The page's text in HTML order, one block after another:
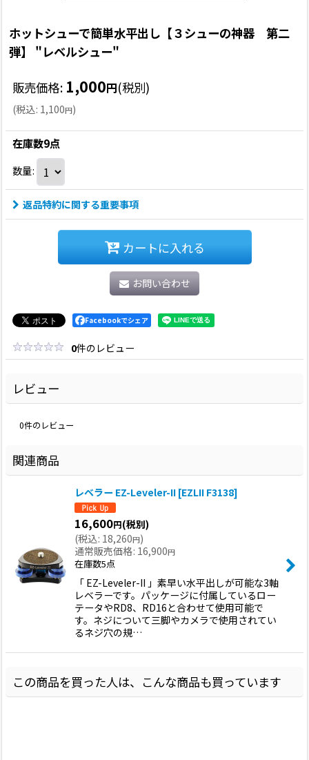
ホットシューで簡単水平出し【３シューの神器 第二
弾】 "レベルシュー"
販売価格: 1,000円(税別)
(税込: 1,100円)
在庫数9点
数量:
返品特約に関する重要事項
カートに入れる
お問い合わせ
Facebookでシェア
0件のレビュー
レビュー
0件のレビュー
関連商品
レベラー EZ-Leveler-II [EZLII F3138]
16,600円(税別)
(税込: 18,260円)
通常販売価格: 16,900円
在庫数5点
「 EZ-Leveler-II 」素早い水平出しが可能な3軸
レベラーです。パッケージに付属しているロー
テータやRD8、RD16と合わせて使用可能で
す。ネジについて三脚やカメラで使用されてい
るネジ穴の規…
この商品を買った人は、こんな商品も買っています